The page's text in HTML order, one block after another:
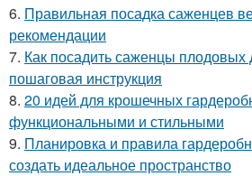
6. Правильная посадка саженцев
рекомендации
7. Как посадить саженцы плодовых
пошаговая инструкция
8. 20 идей для крошечных
функциональными и стильными
9. Планировка и правила
создать идеальное пространство